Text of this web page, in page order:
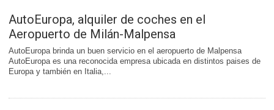
AutoEuropa, alquiler de coches en el
Aeropuerto de Milán-Malpensa
AutoEuropa brinda un buen servicio en el aeropuerto de Malpensa
AutoEuropa es una reconocida empresa ubicada en distintos paises de
Europa y también en Italia,...